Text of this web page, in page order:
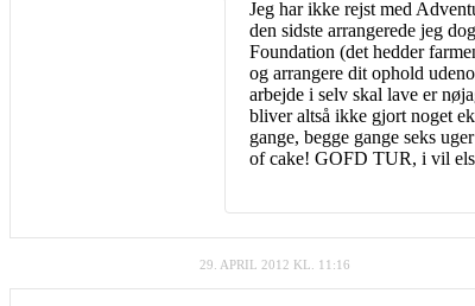
Jeg har ikke rejst med
den sidste arrangerede jeg
Foundation (det hedder
og arrangere dit ophold
arbejde i selv skal lave er
bliver altså ikke gjort noget
gange, begge gange seks
of cake! GOFD TUR, i vil
29. APRIL 2012 KL. 11:16